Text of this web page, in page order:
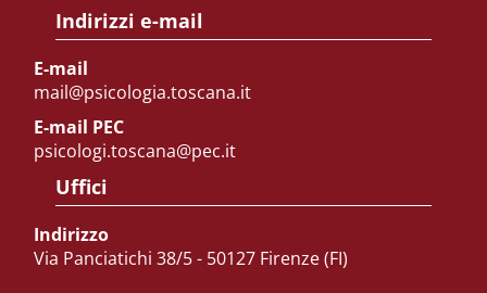
Indirizzi e-mail
E-mail
mail@psicologia.toscana.it
E-mail PEC
psicologi.toscana@pec.it
Uffici
Indirizzo
Via Panciatichi 38/5 - 50127 Firenze (FI)